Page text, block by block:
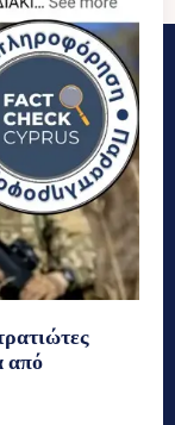
από